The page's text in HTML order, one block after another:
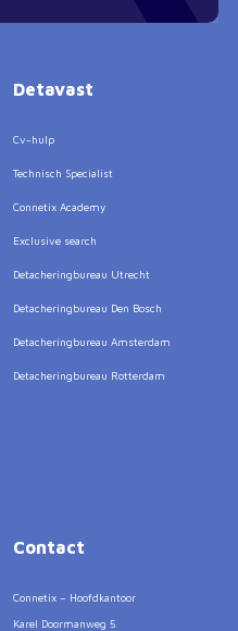
Detavast
Cv-hulp
Technisch Specialist
Connetix Academy
Exclusive search
Detacheringbureau Utrecht
Detacheringbureau Den Bosch
Detacheringbureau Amsterdam
Detacheringbureau Rotterdam
Contact
Connetix – Hoofdkantoor
Karel Doormanweg 5